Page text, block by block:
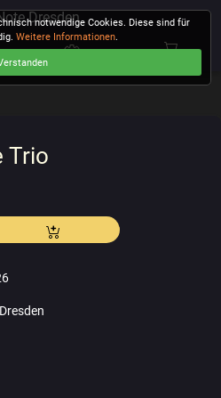
Dresden
Trio
notwendige Cookies. Diese sind für
Weitere Informationen.